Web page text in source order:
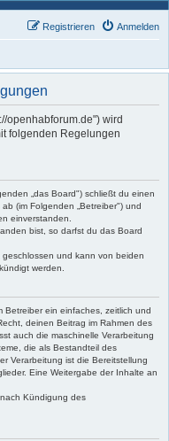
Anmelden
Registrieren
openhabforum.de") wird
folgenden Regelungen
„das Board") schließt du einen
(im Folgenden „Betreiber") und
einverstanden.
bist, so darfst du das Board
und kann von beiden
werden.
Betreiber ein einfaches, zeitlich und
deinen Beitrag im Rahmen des
auch die maschinelle Verarbeitung
die als Bestandteil des
Verarbeitung ist die Bereitstellung
Eine Weitergabe der Inhalte an
Kündigung des